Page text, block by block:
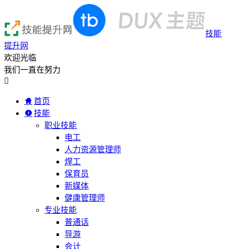
技能
提升网
欢迎光临
我们一直在努力

首页
技能
职业技能
电工
人力资源管理师
焊工
保育员
新媒体
健康管理师
专业技能
普通话
导游
会计